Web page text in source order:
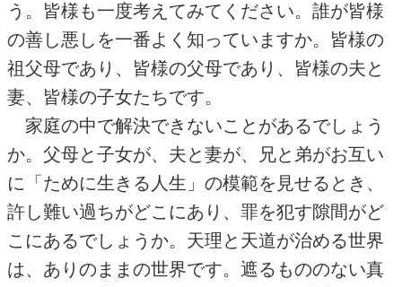
う。皆様も一度考えてみてください。誰が皆様
の善し悪しを一番よく知っていますか。皆様の
祖父母であり、皆様の父母であり、皆様の夫と
妻、皆様の子女たちです。
家庭の中で解決できないことがあるでしょう
か。父母と子女が、夫と妻が、兄と弟がお互い
に「ために生きる人生」の模範を見せるとき、
許し難い過ちがどこにあり、罪を犯す隙間がど
こにあるでしょうか。天理と天道が治める世界
は、ありのままの世界です。遮るもののない真